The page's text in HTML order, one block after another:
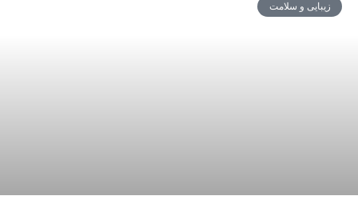
زیبایی و سلامت